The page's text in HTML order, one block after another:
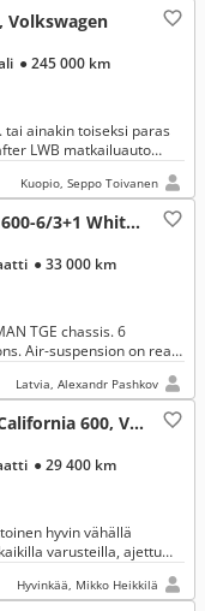
Volkswagen
● 245 000 km
LWB matkailuauto
Kuopio, Seppo Toivanen
Volkswagen Family 600-6/3+1 White, Man
● 33 000 km
TGE chassis. 6
Air-suspension on rear
Latvia, Alexandr Pashkov
Volkswagen Grand California 600, Volkswagen
● 29 400 km
hyvin vähällä
varusteilla, ajettu
Hyvinkää, Mikko Heikkilä